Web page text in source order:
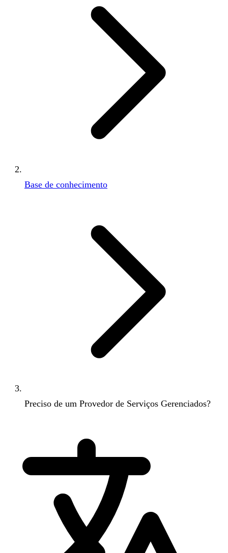
Base de conhecimento
Preciso de um Provedor de Serviços Gerenciados?